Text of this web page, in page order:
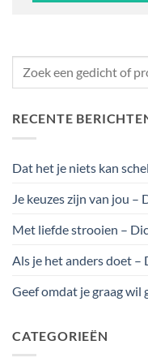
RECENTE
Dat het je niets kan
Je keuzes zijn van jou
Met liefde strooien –
Als je het anders doet
Geef omdat je graag
CATEGORIEËN